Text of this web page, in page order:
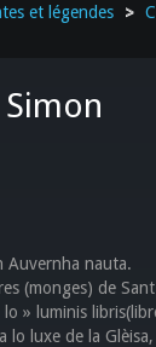
et légendes >
Auvernha nauta.
(monges) de Sant
» luminis
luxe de la